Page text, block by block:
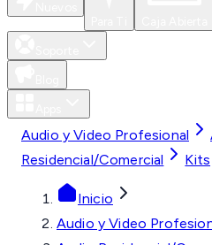
Audio y Video Profesional
Residencial/Comercial
Kits
Inicio
Audio y Video